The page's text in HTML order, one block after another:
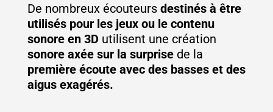
De nombreux écouteurs destinés à être
utilisés pour les jeux ou le contenu
sonore en 3D utilisent une création
sonore axée sur la surprise de la
première écoute avec des basses et des
aigus exagérés.